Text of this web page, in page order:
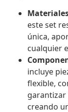
este set
única,
cualquier
incluye
flexible,
garantizar
creando